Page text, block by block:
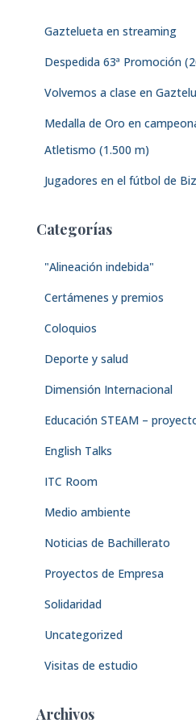
Gaztelueta en streaming
Despedida 63ª Promoción
Volvemos a clase en
Medalla de Oro en
Atletismo (1.500 m)
Jugadores en el fútbol de
Categorías
"Alineación indebida"
Certámenes y premios
Coloquios
Deporte y salud
Dimensión Internacional
Educación STEAM –
English Talks
ITC Room
Medio ambiente
Noticias de Bachillerato
Proyectos de Empresa
Solidaridad
Uncategorized
Visitas de estudio
Archivos